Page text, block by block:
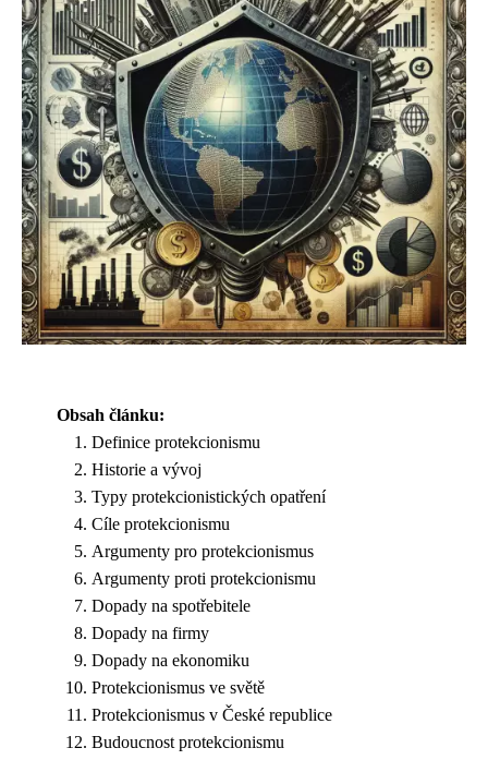
Obsah článku:
Definice protekcionismu
Historie a vývoj
Typy protekcionistických opatření
Cíle protekcionismu
Argumenty pro protekcionismus
Argumenty proti protekcionismu
Dopady na spotřebitele
Dopady na firmy
Dopady na ekonomiku
Protekcionismus ve světě
Protekcionismus v České republice
Budoucnost protekcionismu